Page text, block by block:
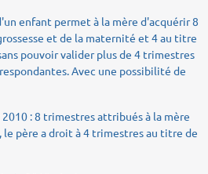
enfant permet à la mère d'acquérir 8
et de la maternité et 4 au titre
pouvoir valider plus de 4 trimestres
Avec une possibilité de
: 8 trimestres attribués à la mère
le père a droit à 4 trimestres au titre de